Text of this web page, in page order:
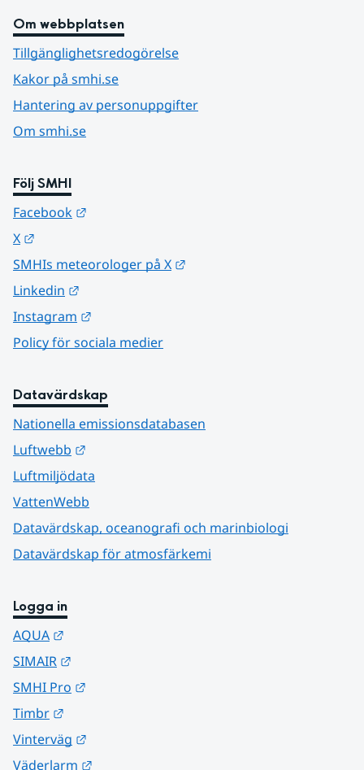
Om webbplatsen
Tillgänglighetsredogörelse
Kakor på smhi.se
Hantering av personuppgifter
Om smhi.se
Följ SMHI
Facebook
X
SMHIs meteorologer på X
Linkedin
Instagram
Policy för sociala medier
Datavärdskap
Nationella emissionsdatabasen
Luftwebb
Luftmiljödata
VattenWebb
Datavärdskap, oceanografi och marinbiologi
Datavärdskap för atmosfärkemi
Logga in
AQUA
SIMAIR
SMHI Pro
Timbr
Vinterväg
Väderlarm